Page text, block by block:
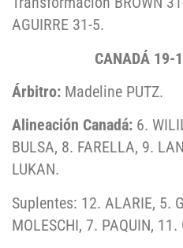
AGUIRRE 31-5.
CANADÁ 19-
Árbitro: Madeline PUTZ.
Alineación Canadá: 6.
BULSA, 8. FARELLA, 9.
LUKAN.
Suplentes: 12. ALARIE, 5.
MOLESCHI, 7. PAQUIN, 11.